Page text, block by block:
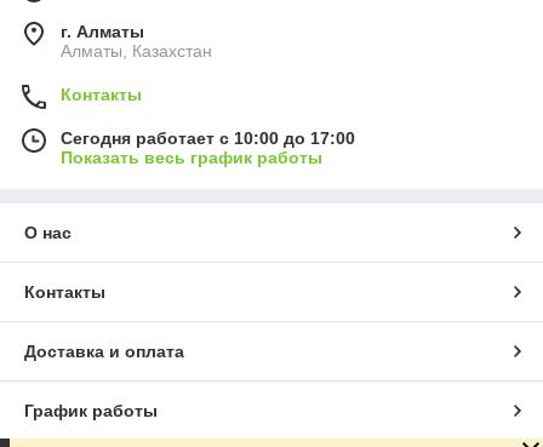
г. Алматы
Алматы, Казахстан
Контакты
Сегодня работает с 10:00 до 17:00
Показать весь график работы
О нас
Контакты
Доставка и оплата
График работы